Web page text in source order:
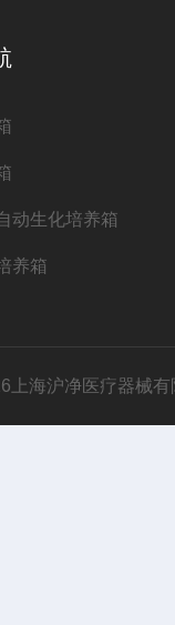
动生化培养箱
养箱
上海沪净医疗器械